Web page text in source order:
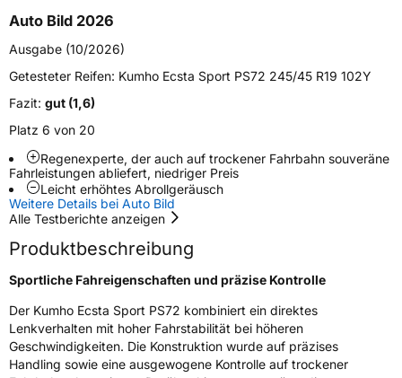
VerstärktXL
FelgenschutzFSL
EU Label
EffizienzC
NasshaftungA
Rollgeräusch (Klasse)B
Rollgeräusch (dB)72
Fahrzeugklasse C1
3PMSF / Schneeflockensymbol / Alpine-Symbol Nein
Auto Bild 2026
Ausgabe (10/2026)
Getesteter Reifen: Kumho Ecsta Sport PS72 245/45 R19 102Y
Fazit: gut (1,6)
Platz 6 von 20
Regenexperte, der auch auf trockener Fahrbahn souveräne
Fahrleistungen abliefert, niedriger Preis
Leicht erhöhtes Abrollgeräusch
Weitere Details bei Auto Bild
Alle Testberichte anzeigen
Produktbeschreibung
Sportliche Fahreigenschaften und präzise Kontrolle
Der Kumho Ecsta Sport PS72 kombiniert ein direktes
Lenkverhalten mit hoher Fahrstabilität bei höheren
Geschwindigkeiten. Die Konstruktion wurde auf präzises
Handling sowie eine ausgewogene Kontrolle auf trockener